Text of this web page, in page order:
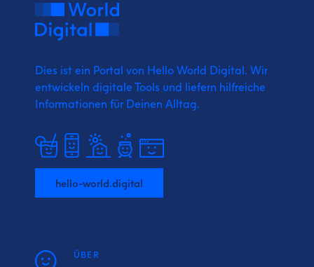
Dies ist ein Portal von Hello World Digital. Wir
entwickeln digitale Tools und liefern hilfreiche
Informationen für Deinen Alltag.
hello-world.digital
ÜBER